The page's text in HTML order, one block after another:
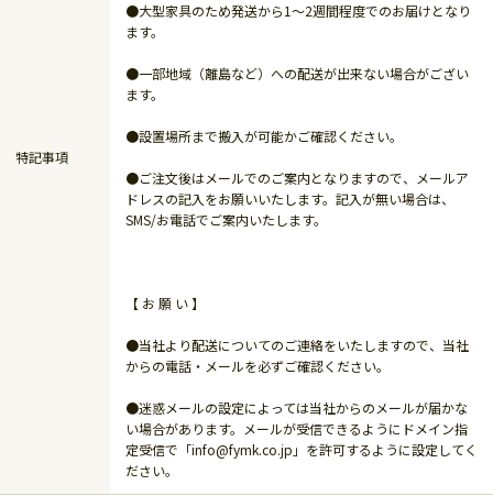
特記事項
●大型家具のため発送から1～2週間程度でのお届けとなり
ます。
●一部地域（離島など）への配送が出来ない場合がござい
ます。
●設置場所まで搬入が可能かご確認ください。
●ご注文後はメールでのご案内となりますので、メールア
ドレスの記入をお願いいたします。記入が無い場合は、
SMS/お電話でご案内いたします。
【 お 願 い 】
●当社より配送についてのご連絡をいたしますので、当社
からの電話・メールを必ずご確認ください。
●迷惑メールの設定によっては当社からのメールが届かな
い場合があります。メールが受信できるようにドメイン指
定受信で「info@fymk.co.jp」を許可するように設定してく
ださい。